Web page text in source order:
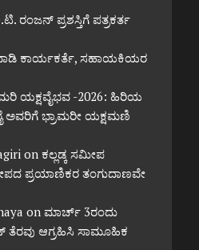
ರಂಜನ್ ಪ್ರಶಸ್ತಿಗೆ ಪತ್ರಕರ್ತ
ಕಾರ್ಯಕರ್ತೆ, ಸಹಾಯಕಿಯರ
ಯಕ್ಷವೈಭವ -2026: ಹಿರಿಯ
ಅವರಿಗೆ ಭ್ರಾಮರೀ ಯಕ್ಷಮಣಿ
on ಕಲ್ಲಡ್ಕ ಸಮೀಪ
ಪ್ರಯಾಣಿಕರ ತಂಗುದಾಣವೇ
on ಮಾರ್ಚ್ 3ರಂದು
ತೆರವು ಆಗ್ರಹಿಸಿ ಸಾಮೂಹಿಕ